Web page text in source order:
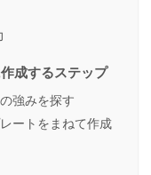
成するステップ
強みを探す
ートをまねて作成